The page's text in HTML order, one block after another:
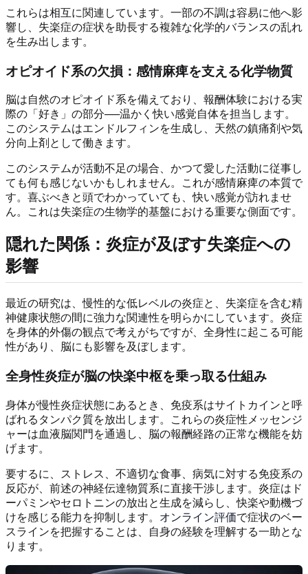
これらは相互に関連しています。一部の不調は容易に他へ影
響し、失楽症の症状を助長する複雑な化学的バランスの乱れ
を生み出します。
オピオイド系の欠損：感情麻痺を支える化学物質
脳は自然のオピオイド系を備えており、報酬体験における実
際の「好き」の部分──温かく快い感覚自体を担当します。
このシステムはエンドルフィンを生成し、天然の鎮痛剤や気
分向上剤として働きます。
このシステムが活動不足の場合、かつて愛した活動に従事し
ても何も感じないかもしれません。これが感情麻痺の本質で
す。喜ぶべきと頭でわかっていても、快い感覚が訪れませ
ん。これは失楽症の生物学的基盤における重要な側面です。
隠れた関係：炎症が及ぼす失楽症への
影響
最近の研究は、慢性的な低レベルの炎症と、失楽症を含む精
神健康状態の間に強力な関連性を明らかにしています。炎症
を身体的外傷の観点で考えがちですが、全身性に起こる可能
性があり、脳にも影響を及ぼします。
全身性炎症が脳の快楽中枢を乗っ取る仕組み
身体が慢性炎症状態にあるとき、免疫系はサイトカインと呼
ばれるタンパク質を放出します。これらの炎症性メッセンジ
ャーは血液脳関門を通過し、脳の報酬経路の正常な機能を妨
げます。
要するに、ストレス、不適切な食事、病気に対する免疫系の
反応が、前述の神経伝達物質系に直接干渉します。炎症はド
ーパミンやセロトニンの放出と生成を減らし、快楽や動機づ
けを感じる能力を抑制します。 オンライン評価で症状のベー
スラインを把握することは、自身の経験を理解する一助とな
ります。